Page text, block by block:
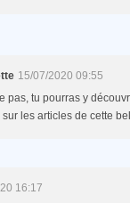
15/07/2020 09:55
pas, tu pourras y
les articles de cette
16:17